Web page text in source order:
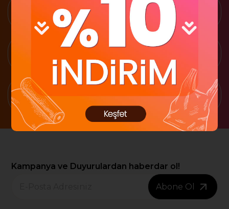
İade Garantisi
1500 TL Üzeri Ücretsiz Kargo
Kampanya ve Duyurulardan haberdar ol!
Abone Ol